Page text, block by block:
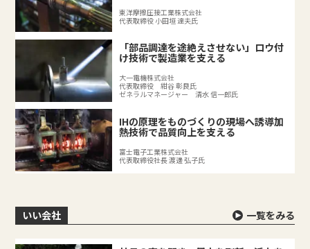
東洋摩擦圧接工業株式会社
代表取締役 小田垣 達夫氏
「部品調達を途絶えさせない」ロウ付
け技術で製造業を支える
大一電機株式会社
代表取締役 紺谷 彰良氏
ゼネラルマネージャー 清水 信一郎氏
IHの原理をものづくりの現場へ誘導加
熱技術で品質向上を支える
富士電子工業株式会社
代表取締役社長 渡邊 弘子氏
いい会社 一覧をみる